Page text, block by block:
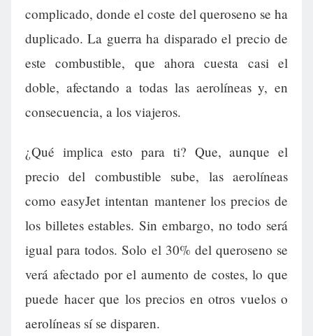
complicado, donde el coste del queroseno se ha
duplicado. La guerra ha disparado el precio de
este combustible, que ahora cuesta casi el
doble, afectando a todas las aerolíneas y, en
consecuencia, a los viajeros.
¿Qué implica esto para ti? Que, aunque el
precio del combustible sube, las aerolíneas
como easyJet intentan mantener los precios de
los billetes estables. Sin embargo, no todo será
igual para todos. Solo el 30% del queroseno se
verá afectado por el aumento de costes, lo que
puede hacer que los precios en otros vuelos o
aerolíneas sí se disparen.